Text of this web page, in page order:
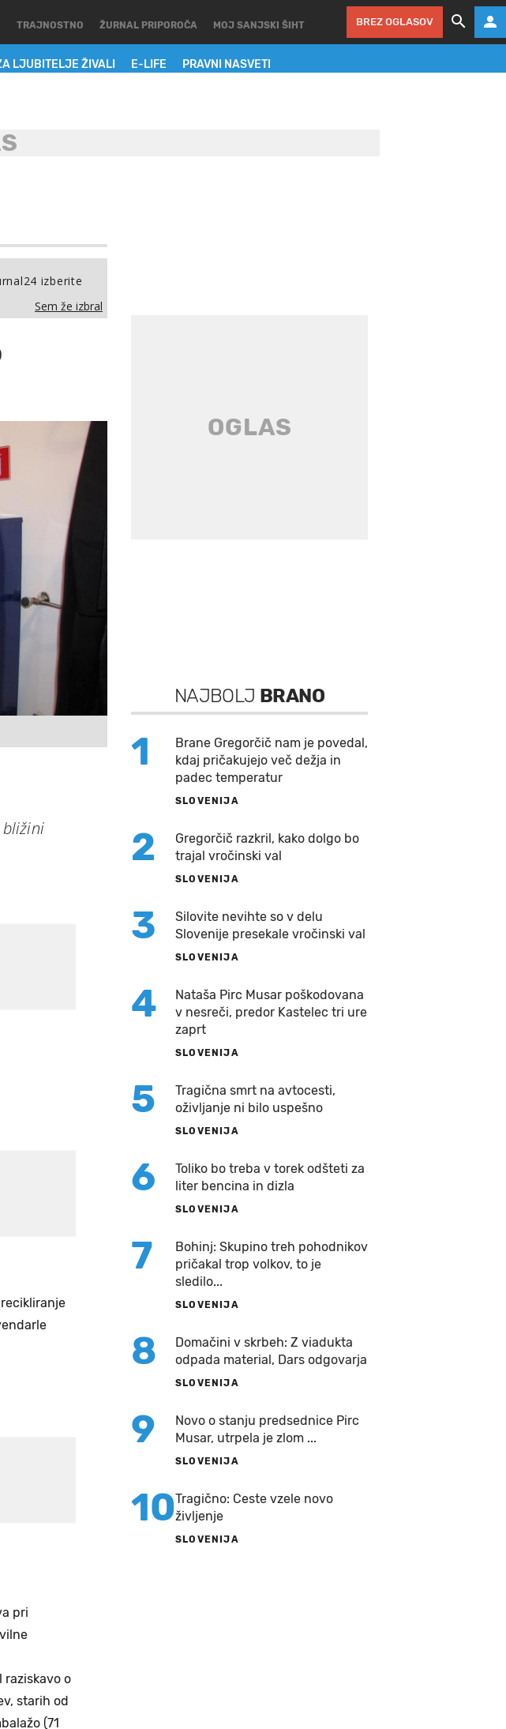
LJUBITELJE ŽIVALI E-LIFE PRAVNI NASVETI
TRAJNOSTNO ŽURNAL PRIPOROČA MOJ SANJSKI ŠIHT BREZ OGLASOV
izberite
Sem že izbral
bližini
pri
raziskavo o
starih od
(71
NAJBOLJ BRANO
1
Brane Gregorčič nam je povedal,
kdaj pričakujejo več dežja in
padec temperatur
SLOVENIJA
2
Gregorčič razkril, kako dolgo bo
trajal vročinski val
SLOVENIJA
3
Silovite nevihte so v delu
Slovenije presekale vročinski val
SLOVENIJA
4
Nataša Pirc Musar poškodovana
v nesreči, predor Kastelec tri ure
zaprt
SLOVENIJA
5
Tragična smrt na avtocesti,
oživljanje ni bilo uspešno
SLOVENIJA
6
Toliko bo treba v torek odšteti za
liter bencina in dizla
SLOVENIJA
7
Bohinj: Skupino treh pohodnikov
pričakal trop volkov, to je
sledilo...
SLOVENIJA
8
Domačini v skrbeh: Z viadukta
odpada material, Dars odgovarja
SLOVENIJA
9
Novo o stanju predsednice Pirc
Musar, utrpela je zlom ...
SLOVENIJA
10Tragično: Ceste vzele novo
življenje
SLOVENIJA